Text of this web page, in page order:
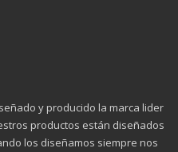
y producido la marca lider
productos están diseñados
los diseñamos siempre nos